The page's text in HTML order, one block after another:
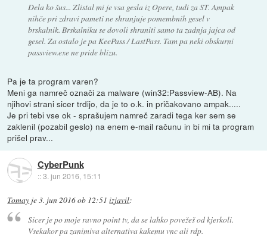
Dela ko šus... Zlistal mi je vsa gesla iz Opere, tudi za ST. Ampak
nihče pri zdravi pameti ne shranjuje pomembnih gesel v
brskalnik. Brskalniku se dovoli shraniti samo ta zadnja jajca od
gesel. Za ostalo je pa KeePass / LastPass. Tam pa neki obskurni
passview.exe ne pride blizu.
Pa je ta program varen?
Meni ga namreč označi za malware (win32:Passview-AB). Na
njihovi strani sicer trdijo, da je to o.k. in pričakovano ampak.....
Je pri tebi vse ok - sprašujem namreč zaradi tega ker sem se
zaklenil (pozabil geslo) na enem e-mail računu in bi mi ta program
prišel prav...
CyberPunk
::3. jun 2016, 15:11
Tomay je3. jun 2016 ob 12:51 izjavil:
Sicer je po moje ravno point tv, da se lahko povežeš od kjerkoli.
Vsekakor pa zanimiva alternativa kakemu vnc ali rdp.